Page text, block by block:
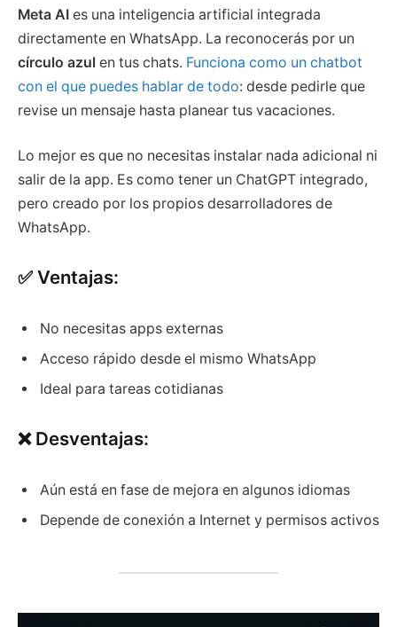
Meta AI es una inteligencia artificial integrada
directamente en WhatsApp. La reconocerás por un
círculo azul en tus chats. Funciona como un chatbot
con el que puedes hablar de todo: desde pedirle que
revise un mensaje hasta planear tus vacaciones.
Lo mejor es que no necesitas instalar nada adicional ni
salir de la app. Es como tener un ChatGPT integrado,
pero creado por los propios desarrolladores de
WhatsApp.
✅ Ventajas:
No necesitas apps externas
Acceso rápido desde el mismo WhatsApp
Ideal para tareas cotidianas
❌ Desventajas:
Aún está en fase de mejora en algunos idiomas
Depende de conexión a Internet y permisos activos